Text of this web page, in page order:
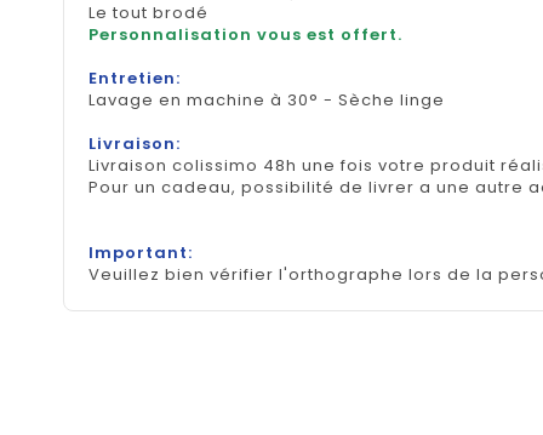
Le tout brodé
Personnalisation vous est offert.
Entretien:
Lavage en machine à 30° - Sèche linge
Livraison:
Livraison colissimo 48h une fois votre produit
Pour un cadeau, possibilité de livrer a une autre
Important:
Veuillez bien vérifier l'orthographe lors de la